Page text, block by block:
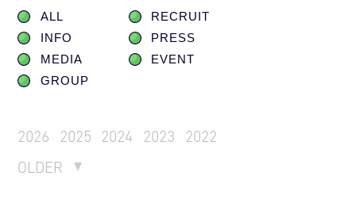
ALL
RECRUIT
INFO
PRESS
MEDIA
EVENT
GROUP
2026 2025 2024 2023
2022
OLDER